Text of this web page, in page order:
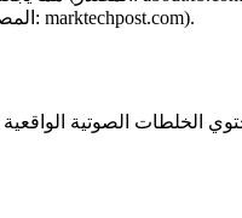
أيضًا إلى أن النظام يحقق أداءً حديثًا من خلال نهج موحد يحل محل العديد من الأدوات ذات الغرض الواحد التي يعتمد عليها معظم المحررين اليوم (المصدر: marktechpost.com).
الخلطات الصوتية